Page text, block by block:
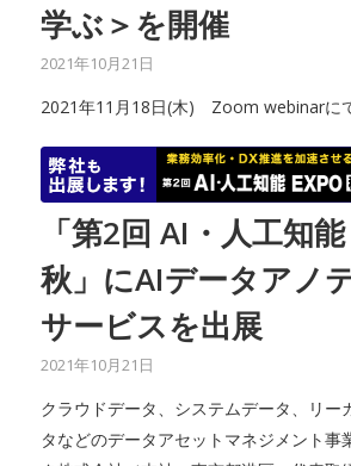
学ぶ＞を開催
2021年10月21日
2021年11月18日(木) Zoom webinarに
「第2回 AI・人工知能
秋」にAIデータアノ
サービスを出展
2021年10月21日
クラウドデータ、システムデータ、リー
タなどのデータアセットマネジメント事